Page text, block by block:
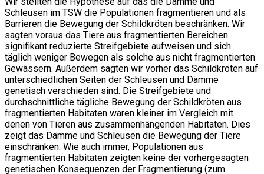
Schleusen im TSW die Populationen fragmentieren und als
Barrieren die Bewegung der Schildkröten beschränken. Wir
sagten voraus das Tiere aus fragmentierten Bereichen
signifikant reduzierte Streifgebiete aufweisen und sich
täglich weniger Bewegen als solche aus nicht fragmentierten
Gewässern. Außerdem sagten wir vorher das Schildkröten auf
unterschiedlichen Seiten der Schleusen und Dämme
genetisch verschieden sind. Die Streifgebiete und
durchschnittliche tägliche Bewegung der Schildkröten aus
fragmentierten Habitaten waren kleiner im Vergleich mit
denen von Tieren aus zusammenhängenden Habitaten. Dies
zeigt das Dämme und Schleusen die Bewegung der Tiere
einschränken. Wie auch immer, Populationen aus
fragmentierten Habitaten zeigten keine der vorhergesagten
genetischen Konsequenzen der Fragmentierung (zum